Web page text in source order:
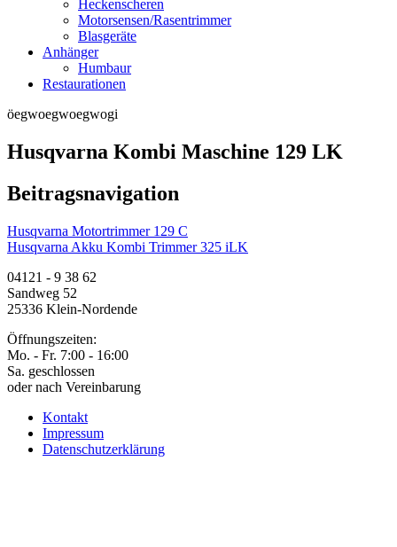
Heckenscheren
Motorsensen/Rasentrimmer
Blasgeräte
Anhänger
Humbaur
Restaurationen
öegwoegwoegwogi
Husqvarna Kombi Maschine 129 LK
Beitragsnavigation
Husqvarna Motortrimmer 129 C
Husqvarna Akku Kombi Trimmer 325 iLK
04121 - 9 38 62
Sandweg 52
25336 Klein-Nordende
Öffnungszeiten:
Mo. - Fr. 7:00 - 16:00
Sa. geschlossen
oder nach Vereinbarung
Kontakt
Impressum
Datenschutzerklärung